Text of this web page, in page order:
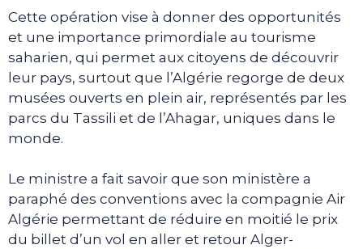
Cette opération vise à donner des opportunités
et une importance primordiale au tourisme
saharien, qui permet aux citoyens de découvrir
leur pays, surtout que l’Algérie regorge de deux
musées ouverts en plein air, représentés par les
parcs du Tassili et de l’Ahagar, uniques dans le
monde.
Le ministre a fait savoir que son ministère a
paraphé des conventions avec la compagnie Air
Algérie permettant de réduire en moitié le prix
du billet d’un vol en aller et retour Alger-